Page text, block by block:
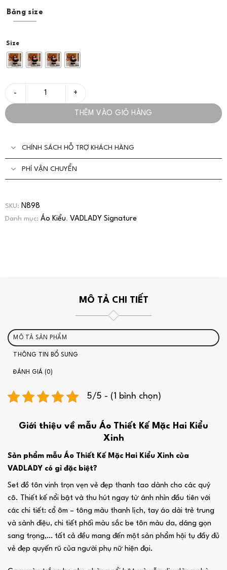
Bảng size
Size
Áo Thiết Kế Mặc Hai Kiểu Xinh - VADLADY số lượng
THÊM VÀO GIỎ HÀNG
CHÍNH SÁCH HỖ TRỢ KHÁCH HÀNG
PHÍ VẬN CHUYỂN
SKU: N898
Danh mục: Áo Kiểu, VADLADY Signature
MÔ TẢ CHI TIẾT
MÔ TẢ SẢN PHẨM
THÔNG TIN BỔ SUNG
ĐÁNH GIÁ (0)
5/5 - (1 bình chọn)
Giới thiệu về mẫu Áo Thiết Kế Mặc Hai Kiểu
Xinh
Sản phẩm mẫu Áo Thiết Kế Mặc Hai Kiểu Xinh của
VADLADY có gì đặc biệt?
Set đồ tôn vinh trọn vẹn vẻ đẹp thanh tao dành cho các quý
cô. Thiết kế nổi bật và thu hút ngay từ ánh nhìn đầu tiên với
các chi tiết: cổ ôm – tông màu thanh lịch, tay áo dài trẻ trung
và sành điệu, chi tiết phối màu sắc be tôn màu da, dáng gọn
sang trọng,… tất cả đều mang đến một sản phẩm hội tụ đầy đủ
vẻ đẹp quyến rũ của người phụ nữ hiện đại.